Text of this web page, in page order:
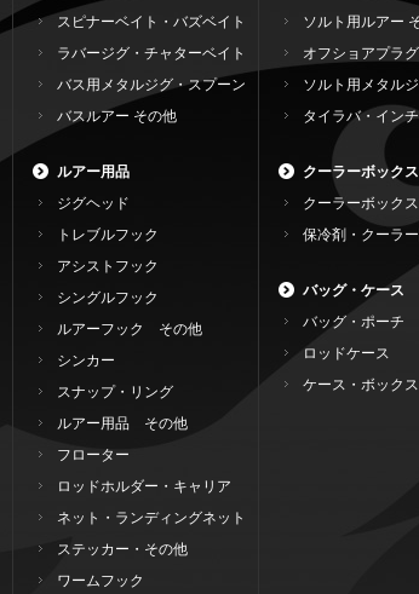
スピナーベイト・バズベイト
ラバージグ・チャターベイト
バス用メタルジグ・スプーン
バスルアー その他
ルアー用品
ジグヘッド
トレブルフック
アシストフック
シングルフック
ルアーフック その他
シンカー
スナップ・リング
ルアー用品 その他
フローター
ロッドホルダー・キャリア
ネット・ランディングネット
ステッカー・その他
ワームフック
ソルト用ルアー
オフショアプラグ
ソルト用メタル
タイラバ・イン
クーラーボックス
クーラーボックス
保冷剤・クーラ
バッグ・ケース
バッグ・ポーチ
ロッドケース
ケース・ボックス